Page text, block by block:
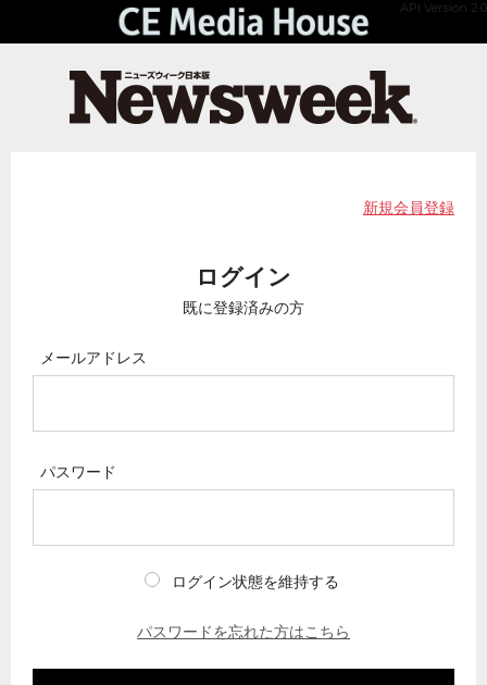
API Version 2.0
新規会員登録
ログイン
既に登録済みの方
メールアドレス
パスワード
ログイン状態を維持する
パスワードを忘れた方はこちら